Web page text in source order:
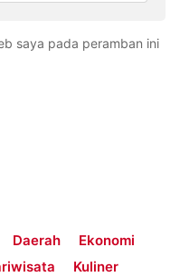
saya pada peramban ini
Daerah
Ekonomi
Kuliner